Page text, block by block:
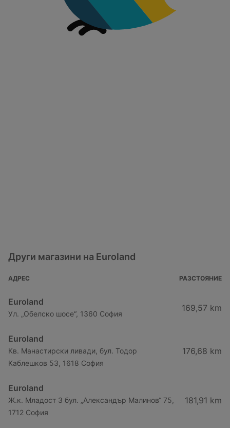
Други магазини на Euroland
АДРЕС РАЗСТОЯНИЕ
Euroland
Ул. „Обелско шосе“, 1360 София
169,57 km
Euroland
Кв. Манастирски ливади, бул. Тодор
Каблешков 53, 1618 София
176,68 km
Euroland
Ж.к. Младост 3 бул. „Александър Малинов“ 75,
1712 София
181,91 km